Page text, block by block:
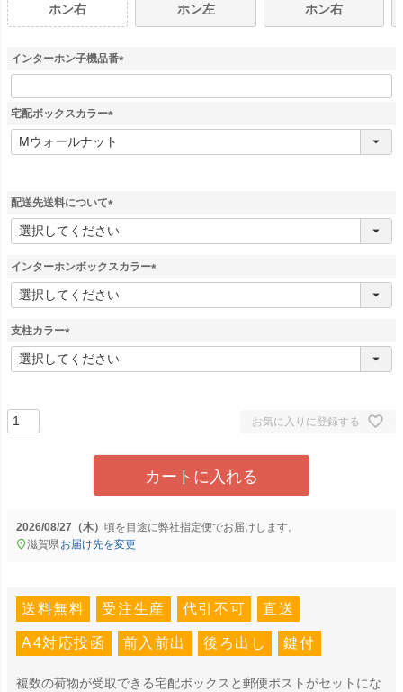
ホン右
ホン左
ホン右
インターホン子機品番
(
)
宅配ボックスカラー
(
必
配送先送料について
(
必
)
インターホンボックスカラー
(
支柱カラー
(
必
お気に入りに登録する
カートに入れる
2026/08/27（木） に弊社指定便でお届けします。
滋賀県 お届け先を変更
送料無料 受注生産 代引不可 直送
A4対応投函 前入前出 後ろ出し 鍵付
複数の荷物が受取できる宅配ボックスと郵便ポストがセットにな